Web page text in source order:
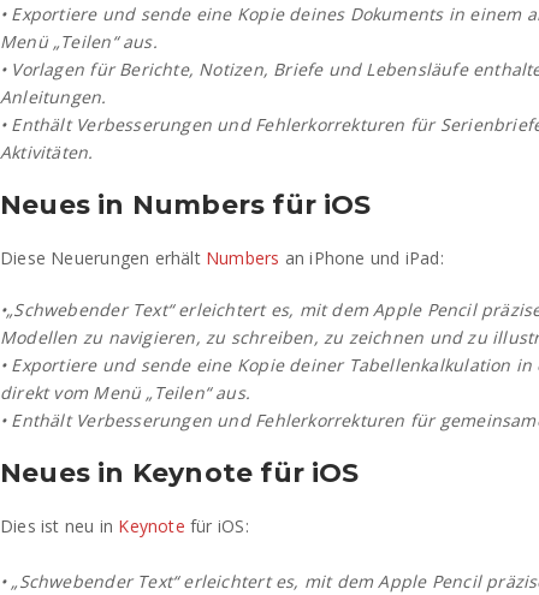
• Exportiere und sende eine Kopie deines Dokuments in einem
Menü „Teilen“ aus.
• Vorlagen für Berichte, Notizen, Briefe und Lebensläufe
Anleitungen.
• Enthält Verbesserungen und Fehlerkorrekturen für
Aktivitäten.
Neues in Numbers für iOS
Diese Neuerungen erhält Numbers an iPhone und iPad:
•„Schwebender Text“ erleichtert es, mit dem Apple Pencil
Modellen zu navigieren, zu schreiben, zu zeichnen und zu
• Exportiere und sende eine Kopie deiner Tabellenkalkulation
direkt vom Menü „Teilen“ aus.
• Enthält Verbesserungen und Fehlerkorrekturen für
Neues in Keynote für iOS
Dies ist neu in Keynote für iOS:
• „Schwebender Text“ erleichtert es, mit dem Apple Pencil